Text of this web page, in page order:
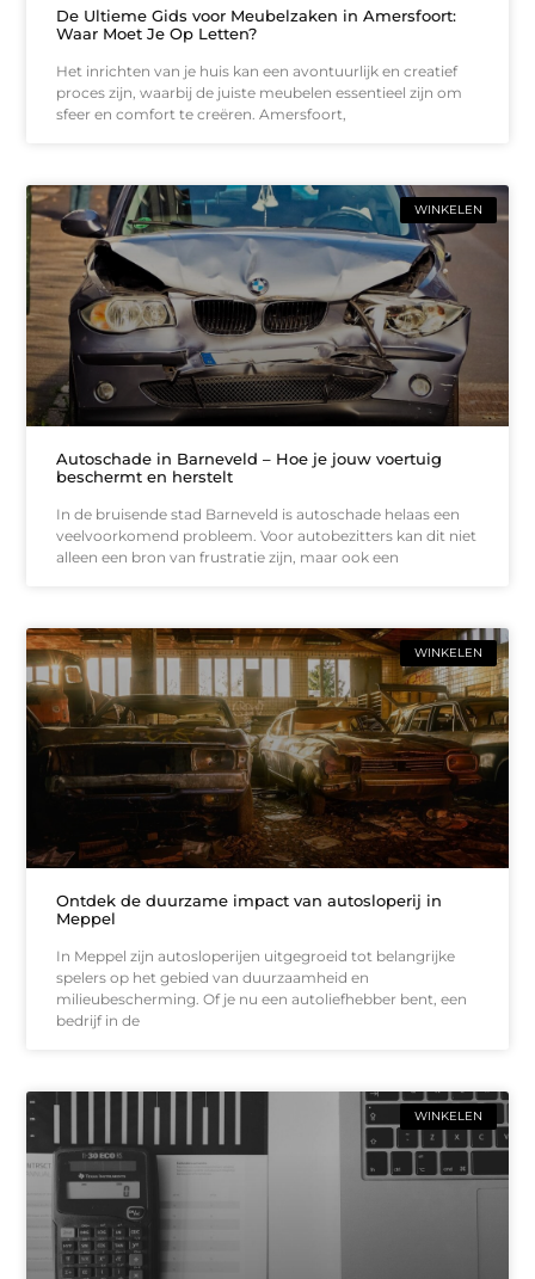
De Ultieme Gids voor Meubelzaken in Amersfoort:
Waar Moet Je Op Letten?
Het inrichten van je huis kan een avontuurlijk en creatief
proces zijn, waarbij de juiste meubelen essentieel zijn om
sfeer en comfort te creëren. Amersfoort,
WINKELEN
Autoschade in Barneveld – Hoe je jouw voertuig
beschermt en herstelt
In de bruisende stad Barneveld is autoschade helaas een
veelvoorkomend probleem. Voor autobezitters kan dit niet
alleen een bron van frustratie zijn, maar ook een
WINKELEN
Ontdek de duurzame impact van autosloperij in
Meppel
In Meppel zijn autosloperijen uitgegroeid tot belangrijke
spelers op het gebied van duurzaamheid en
milieubescherming. Of je nu een autoliefhebber bent, een
bedrijf in de
WINKELEN